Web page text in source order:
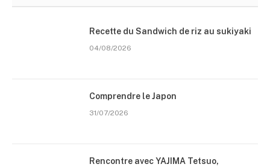
Recette du Sandwich de riz au sukiyaki
04/08/2026
Comprendre le Japon
31/07/2026
Rencontre avec YAJIMA Tetsuo,